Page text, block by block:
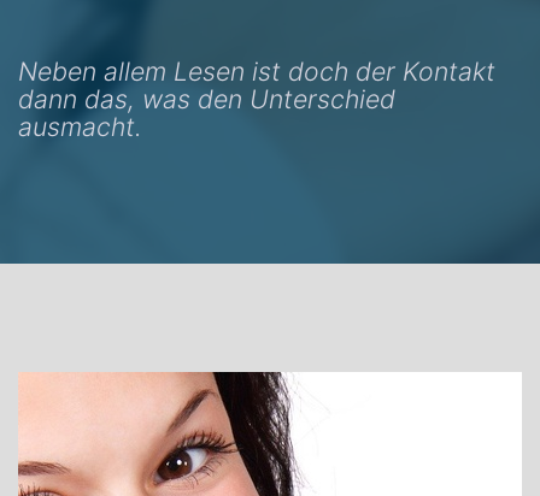
Neben allem Lesen ist doch der Kontakt
dann das, was den Unterschied
ausmacht.